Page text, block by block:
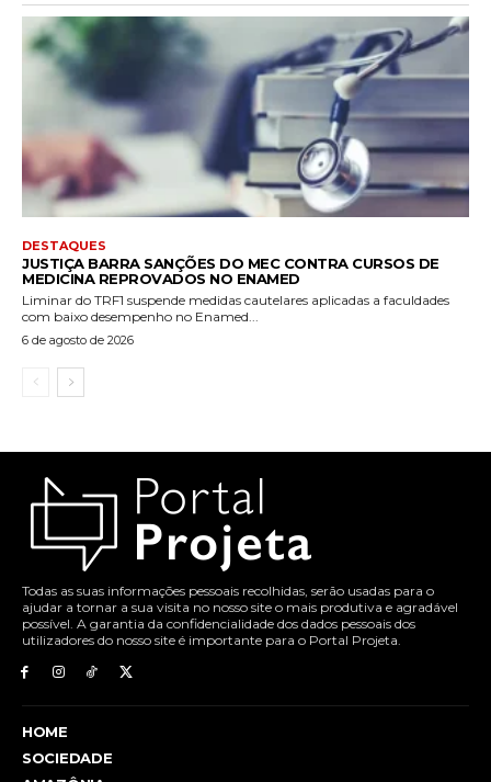
DESTAQUES
JUSTIÇA BARRA SANÇÕES DO MEC CONTRA CURSOS DE
MEDICINA REPROVADOS NO ENAMED
Liminar do TRF1 suspende medidas cautelares aplicadas a faculdades
com baixo desempenho no Enamed...
6 de agosto de 2026
Todas as suas informações pessoais recolhidas, serão usadas para o
ajudar a tornar a sua visita no nosso site o mais produtiva e agradável
possível. A garantia da confidencialidade dos dados pessoais dos
utilizadores do nosso site é importante para o Portal Projeta.
HOME
SOCIEDADE